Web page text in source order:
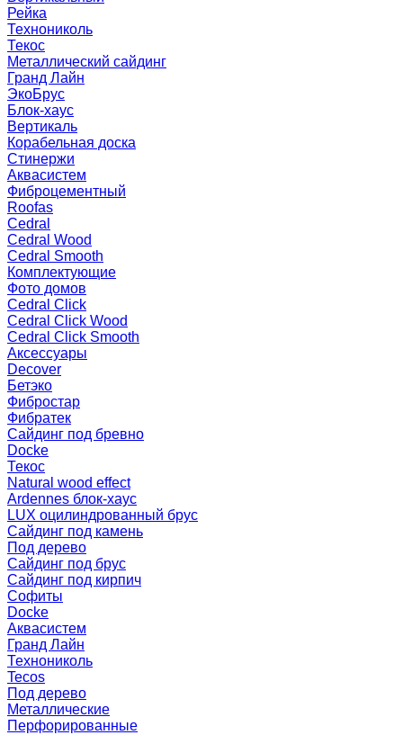
Рейка
Технониколь
Текос
Металлический сайдинг
Гранд Лайн
ЭкоБрус
Блок-хаус
Вертикаль
Корабельная доска
Стинержи
Аквасистем
Фиброцементный
Roofas
Cedral
Cedral Wood
Cedral Smooth
Комплектующие
Фото домов
Cedral Click
Cedral Click Wood
Cedral Click Smooth
Аксессуары
Decover
Бетэко
Фибростар
Фибратек
Сайдинг под бревно
Docke
Текос
Natural wood effect
Ardennes блок-хаус
LUX оцилиндрованный брус
Сайдинг под камень
Под дерево
Сайдинг под брус
Сайдинг под кирпич
Софиты
Docke
Аквасистем
Гранд Лайн
Технониколь
Tecos
Под дерево
Металлические
Перфорированные